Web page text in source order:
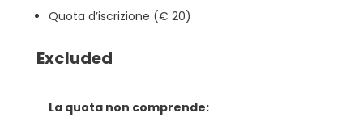
Quota d’iscrizione (€ 20)
Excluded
La quota non comprende: